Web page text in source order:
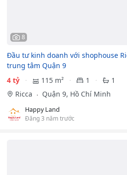
8
Đầu tư kinh doanh với shophouse
trung tâm Quận 9
4 tỷ
115 m² 1
1
Ricca
Quận 9, Hồ Chí Minh
Happy Land
Đăng 3 năm trước